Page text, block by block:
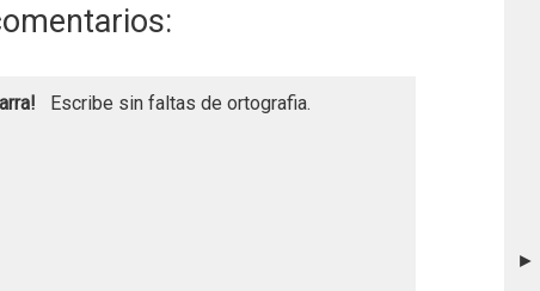
Escribe sin faltas de ortografia.
►